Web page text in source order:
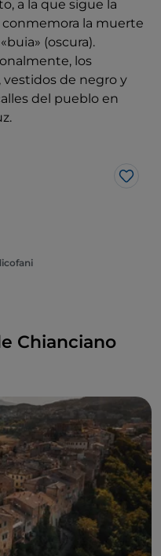
a la que sigue la
la muerte
(oscura).
los
vestidos de negro y
del pueblo en
Me
Chianciano